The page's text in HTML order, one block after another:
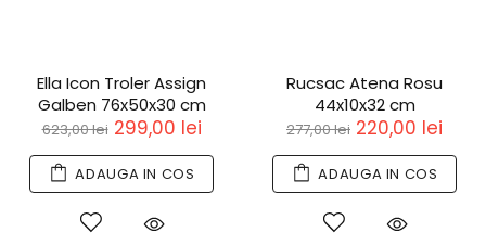
Ella Icon Troler Assign
Galben 76x50x30 cm
623,00 lei 299,00 lei
ADAUGA IN COS
Rucsac Atena Rosu
44x10x32 cm
277,00 lei 220,00 lei
ADAUGA IN COS